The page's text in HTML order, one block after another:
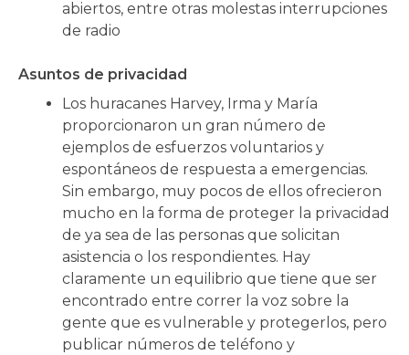
abiertos, entre otras molestas interrupciones
de radio
Asuntos de privacidad
Los huracanes Harvey, Irma y María
proporcionaron un gran número de
ejemplos de esfuerzos voluntarios y
espontáneos de respuesta a emergencias.
Sin embargo, muy pocos de ellos ofrecieron
mucho en la forma de proteger la privacidad
de ya sea de las personas que solicitan
asistencia o los respondientes. Hay
claramente un equilibrio que tiene que ser
encontrado entre correr la voz sobre la
gente que es vulnerable y protegerlos, pero
publicar números de teléfono y